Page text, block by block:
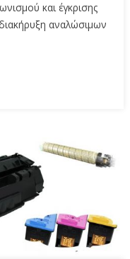
και έγκρισης
αναλώσιμων